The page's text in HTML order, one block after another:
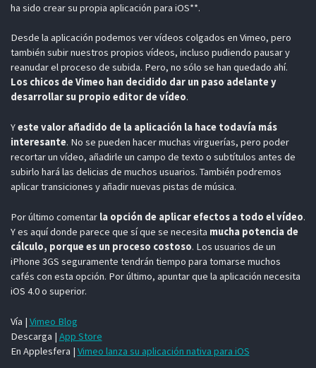
ha sido crear su propia aplicación para iOS**.
Desde la aplicación podemos ver vídeos colgados en Vimeo, pero
también subir nuestros propios vídeos, incluso pudiendo pausar y
reanudar el proceso de subida. Pero, no sólo se han quedado ahí.
Los chicos de Vimeo han decidido dar un paso adelante y
desarrollar su propio editor de vídeo.
Yeste valor añadido de la aplicación la hace todavía más
interesante. No se pueden hacer muchas virguerías, pero poder
recortar un vídeo, añadirle un campo de texto o subtítulos antes de
subirlo hará las delicias de muchos usuarios. También podremos
aplicar transiciones y añadir nuevas pistas de música.
Por último comentar la opción de aplicar efectos a todo el vídeo.
Y es aquí donde parece que sí que se necesita mucha potencia de
cálculo, porque es un proceso costoso. Los usuarios de un
iPhone 3GS seguramente tendrán tiempo para tomarse muchos
cafés con esta opción. Por último, apuntar que la aplicación necesita
iOS 4.0 o superior.
Vía | Vimeo Blog
Descarga | App Store
En Applesfera | Vimeo lanza su aplicación nativa para iOS